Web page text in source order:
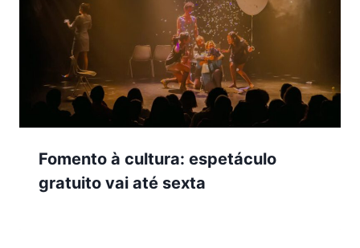
Fomento à cultura: espetáculo
gratuito vai até sexta